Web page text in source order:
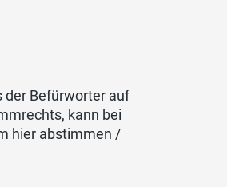
der Befürworter auf
kann bei
hier abstimmen /